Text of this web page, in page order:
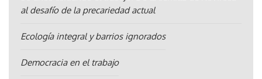
al desafío de la precariedad actual
Ecología integral y barrios ignorados
Democracia en el trabajo